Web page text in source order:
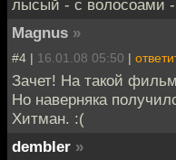
лысый - с волосоами
Magnus »
#4 | 16.01.08 05:50 |
Зачет! На такой
Но наверняка
Хитман. :(
dembler »